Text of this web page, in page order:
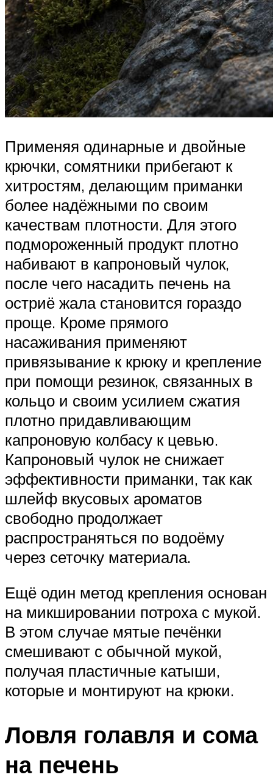
Применяя одинарные и двойные
крючки, сомятники прибегают к
хитростям, делающим приманки
более надёжными по своим
качествам плотности. Для этого
подмороженный продукт плотно
набивают в капроновый чулок,
после чего насадить печень на
остриё жала становится гораздо
проще. Кроме прямого
насаживания применяют
привязывание к крюку и крепление
при помощи резинок, связанных в
кольцо и своим усилием сжатия
плотно придавливающим
капроновую колбасу к цевью.
Капроновый чулок не снижает
эффективности приманки, так как
шлейф вкусовых ароматов
свободно продолжает
распространяться по водоёму
через сеточку материала.
Ещё один метод крепления основан
на микшировании потроха с мукой.
В этом случае мятые печёнки
смешивают с обычной мукой,
получая пластичные катыши,
которые и монтируют на крюки.
Ловля голавля и сома
на печень